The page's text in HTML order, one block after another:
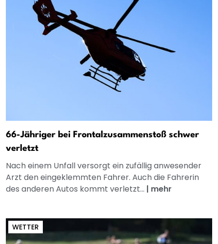
66-Jähriger bei Frontalzusammenstoß schwer
verletzt
Nach einem Unfall versorgt ein zufällig anwesender
Arzt den eingeklemmten Fahrer. Auch die Fahrerin
des anderen Autos kommt verletzt... | mehr
WETTER